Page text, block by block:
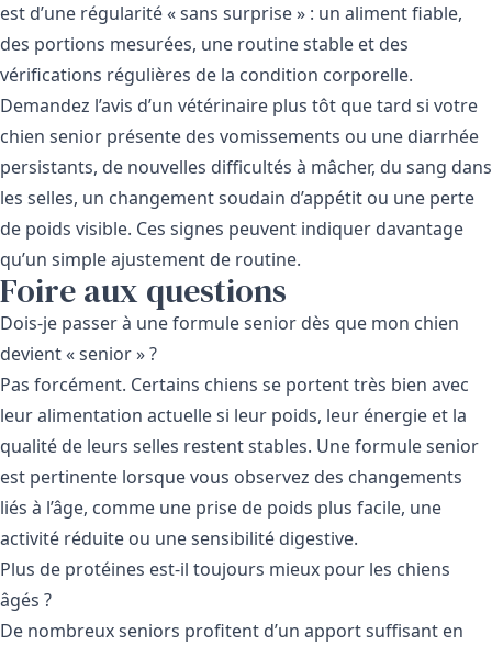
est d’une régularité « sans surprise » : un aliment fiable,
des portions mesurées, une routine stable et des
vérifications régulières de la condition corporelle.
Demandez l’avis d’un vétérinaire plus tôt que tard si votre
chien senior présente des vomissements ou une diarrhée
persistants, de nouvelles difficultés à mâcher, du sang dans
les selles, un changement soudain d’appétit ou une perte
de poids visible. Ces signes peuvent indiquer davantage
qu’un simple ajustement de routine.
Foire aux questions
Dois-je passer à une formule senior dès que mon chien
devient « senior » ?
Pas forcément. Certains chiens se portent très bien avec
leur alimentation actuelle si leur poids, leur énergie et la
qualité de leurs selles restent stables. Une formule senior
est pertinente lorsque vous observez des changements
liés à l’âge, comme une prise de poids plus facile, une
activité réduite ou une sensibilité digestive.
Plus de protéines est-il toujours mieux pour les chiens
âgés ?
De nombreux seniors profitent d’un apport suffisant en